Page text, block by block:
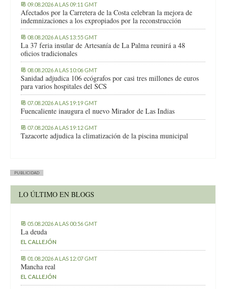
09.08.2026 A LAS 09:11 GMT
Afectados por la Carretera de la Costa celebran la mejora de
indemnizaciones a los expropiados por la reconstrucción
08.08.2026 A LAS 13:55 GMT
La 37 feria insular de Artesanía de La Palma reunirá a 48
oficios tradicionales
08.08.2026 A LAS 10:06 GMT
Sanidad adjudica 106 ecógrafos por casi tres millones de euros
para varios hospitales del SCS
07.08.2026 A LAS 19:19 GMT
Fuencaliente inaugura el nuevo Mirador de Las Indias
07.08.2026 A LAS 19:12 GMT
Tazacorte adjudica la climatización de la piscina municipal
PUBLICIDAD
LO ÚLTIMO EN BLOGS
05.08.2026 A LAS 00:56 GMT
La deuda
EL CALLEJÓN
01.08.2026 A LAS 12:07 GMT
Mancha real
EL CALLEJÓN